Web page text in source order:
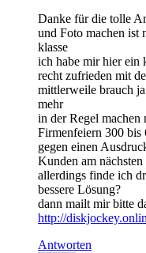
Danke für die tolle
und Foto machen ist
klasse
ich habe mir hier ein
recht zufrieden mit
mittlerweile brauch
mehr
in der Regel machen
Firmenfeiern 300 bis
gegen einen
Kunden am
allerdings finde ich
bessere Lösung?
dann mailt mir bitte
http://
Antworten